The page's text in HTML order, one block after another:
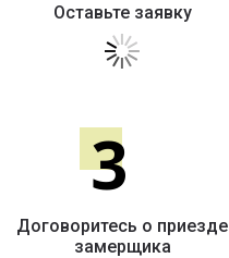
Оставьте заявку
3
Договоритесь о приезде
замерщика